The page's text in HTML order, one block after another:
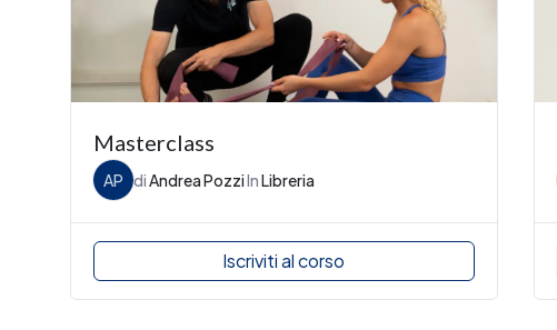
Masterclass
AP diAndrea PozziInLibreria
Iscriviti al corso